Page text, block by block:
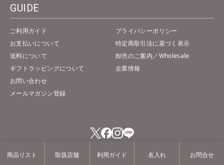
商品リスト 取扱店舗 利用ガイド 名入れ お問合せ
GUIDE
ご利用ガイド
お支払いについて
送料について
ギフトラッピングについて
お問い合わせ
メールマガジン登録
プライバシーポリシー
特定商取引法に基づく表示
卸売のご案内／Wholesale
企業情報